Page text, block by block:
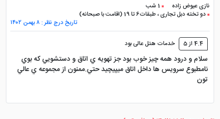
جدول انواع اتاق و سوئیت هتل آزادی
تهران
نوع اتاق یا سوئیت متراژ تقریبی
نازی عیوض زاده
1 شب
دو تخته دبل تجاری ، طبقات6 تا 19 (اقامت با صبحانه)
تاریخ درج نظر : ۸ بهمن ۱۴۰۲
4.4 از 5 خدمات هتل عالی بود
سلام و درود همه چيز خوب بود جز تهويه ي اتاق و دستشويي كه بوي
نامطبوع سرويس ها داخل اتاق ميپيچيد حتي.ممنون از مجموعه ي عالي
تون